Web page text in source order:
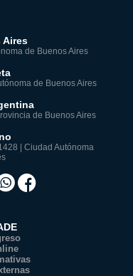
Aires
de Buenos Aires
de Buenos Aires
de Buenos Aires
| Ciudad Autónoma